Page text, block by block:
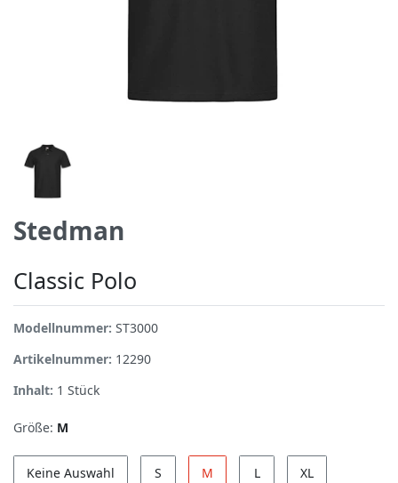
Stedman
Classic Polo
Modellnummer: ST3000
Artikelnummer: 12290
Inhalt: 1 Stück
Größe: M
Keine Auswahl S M L XL